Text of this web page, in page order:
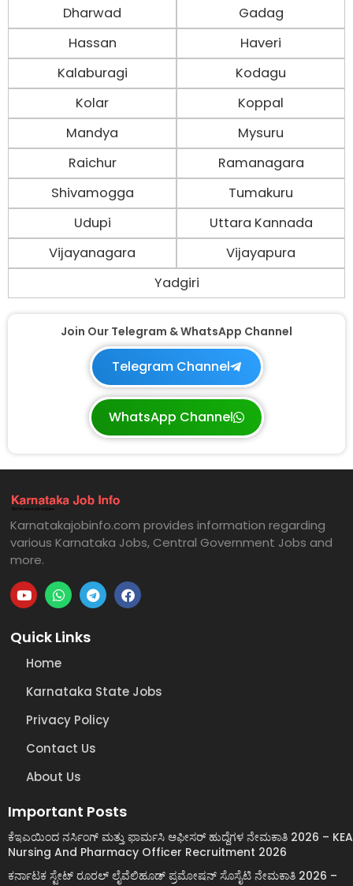
Dharwad
Gadag
Hassan
Haveri
Kalaburagi
Kodagu
Kolar
Koppal
Mandya
Mysuru
Raichur
Ramanagara
Shivamogga
Tumakuru
Udupi
Uttara Kannada
Vijayanagara
Vijayapura
Yadgiri
Join Our Telegram & WhatsApp Channel
Telegram Channel
WhatsApp Channel
Karnatakajobinfo.com provides information regarding
various Karnataka Jobs, Central Government Jobs and
more.
Quick Links
Home
Karnataka State Jobs
Privacy Policy
Contact Us
About Us
Important Posts
ಕೆಇಎಯಿಂದ ನರ್ಸಿಂಗ್ ಮತ್ತು ಫಾರ್ಮಸಿ ಆಫೀಸರ್ ಹುದ್ದೆಗಳ ನೇಮಕಾತಿ 2026 – KEA
Nursing And Pharmacy Officer Recruitment 2026
ಕರ್ನಾಟಕ ಸ್ಟೇಟ್ ರೂರಲ್ ಲೈವೆಲಿಹೂಡ್ ಪ್ರಮೋಷನ್ ಸೊಸೈಟಿ ನೇಮಕಾತಿ 2026 –